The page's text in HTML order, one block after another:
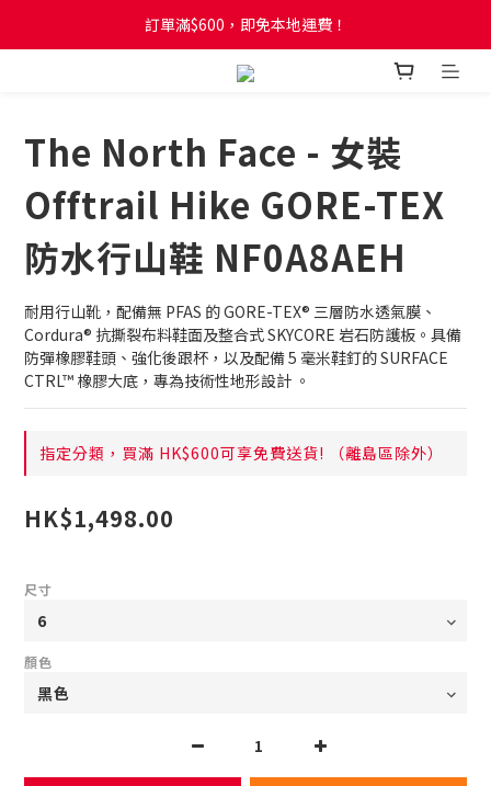
訂單滿$600，即免本地運費！
訂單滿$600，即免本地運費！
全新網店會員制度! 2%消費回贈! 買1蚊儲1分! 儲夠50分當1蚊!
The North Face - 女裝
Offtrail Hike GORE-TEX
防水行山鞋 NF0A8AEH
耐用行山靴，配備無 PFAS 的 GORE-TEX® 三層防水透氣膜、
Cordura® 抗撕裂布料鞋面及整合式 SKYCORE 岩石防護板。具備
防彈橡膠鞋頭、強化後跟杯，以及配備 5 毫米鞋釘的 SURFACE
CTRL™ 橡膠大底，專為技術性地形設計 。
指定分類，買滿 HK$600可享免費送貨! （離島區除外）
HK$1,498.00
尺寸
顏色